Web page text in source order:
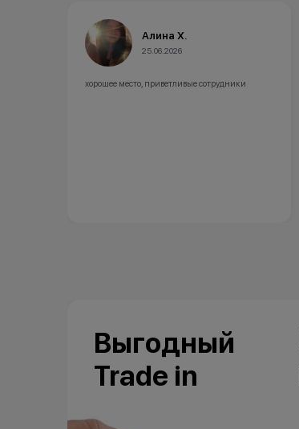
Анна А.
20.06.2026
Советую данный магазин ,в наличии не было
Выгодный
Trade in